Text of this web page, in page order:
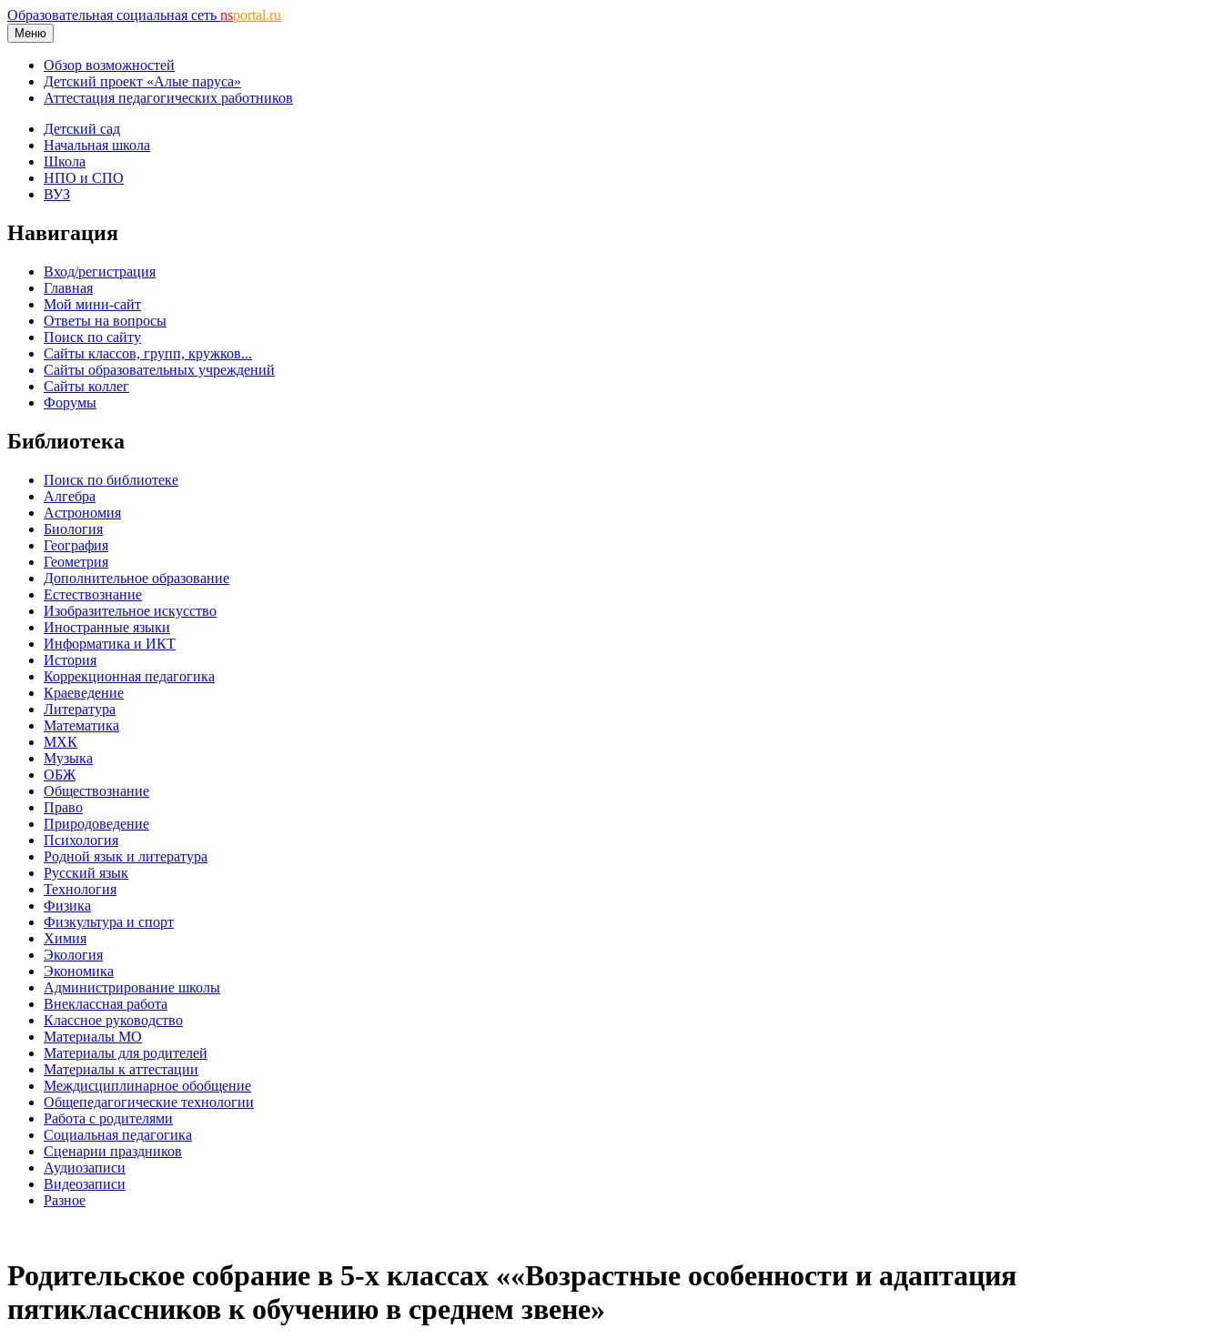
Образовательная социальная сеть nsportal.ru
Меню
Обзор возможностей
Детский проект «Алые паруса»
Аттестация педагогических работников
Детский сад
Начальная школа
Школа
НПО и СПО
ВУЗ
Навигация
Вход/регистрация
Главная
Мой мини-сайт
Ответы на вопросы
Поиск по сайту
Сайты классов, групп, кружков...
Сайты образовательных учреждений
Сайты коллег
Форумы
Библиотека
Поиск по библиотеке
Алгебра
Астрономия
Биология
География
Геометрия
Дополнительное образование
Естествознание
Изобразительное искусство
Иностранные языки
Информатика и ИКТ
История
Коррекционная педагогика
Краеведение
Литература
Математика
МХК
Музыка
ОБЖ
Обществознание
Право
Природоведение
Психология
Родной язык и литература
Русский язык
Технология
Физика
Физкультура и спорт
Химия
Экология
Экономика
Администрирование школы
Внеклассная работа
Классное руководство
Материалы МО
Материалы для родителей
Материалы к аттестации
Междисциплинарное обобщение
Общепедагогические технологии
Работа с родителями
Социальная педагогика
Сценарии праздников
Аудиозаписи
Видеозаписи
Разное
Родительское собрание в 5-х классах ««Возрастные особенности и адаптация
пятиклассников к обучению в среднем звене»